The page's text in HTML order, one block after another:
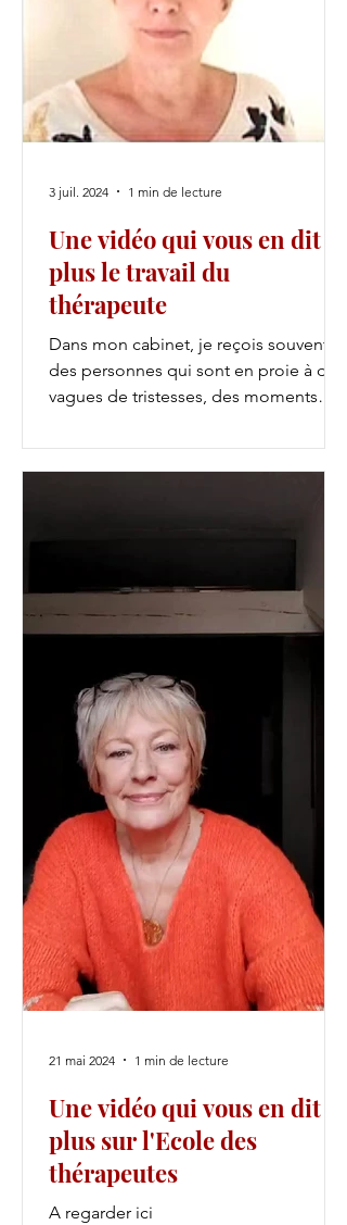
Une vidéo qui vous en dit
plus le travail du
thérapeute
Dans mon cabinet, je reçois souvent
des personnes qui sont en proie à des
vagues de tristesses, des moments
3 juil. 2024 1 min de lecture
Une vidéo qui vous en dit
plus sur l'Ecole des
thérapeutes
A regarder ici
21 mai 2024 1 min de lecture